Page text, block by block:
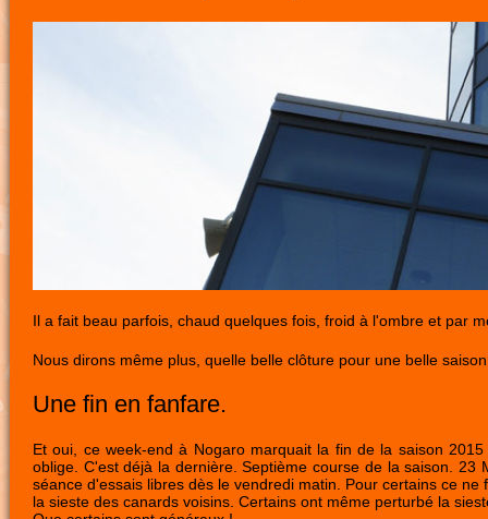
Il a fait beau parfois, chaud quelques fois, froid à l'ombre et par
Nous dirons même plus, quelle belle clôture pour une belle
Une fin en fanfare.
Et oui, ce week-end à Nogaro marquait la fin de la saison
oblige. C'est déjà la dernière. Septième course de la saison.
séance d'essais libres dès le vendredi matin. Pour certains ce
la sieste des canards voisins. Certains ont même perturbé la